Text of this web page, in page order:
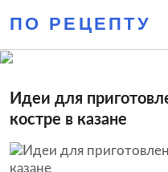
ПО РЕЦЕПТУ
Идеи для
костре в казане